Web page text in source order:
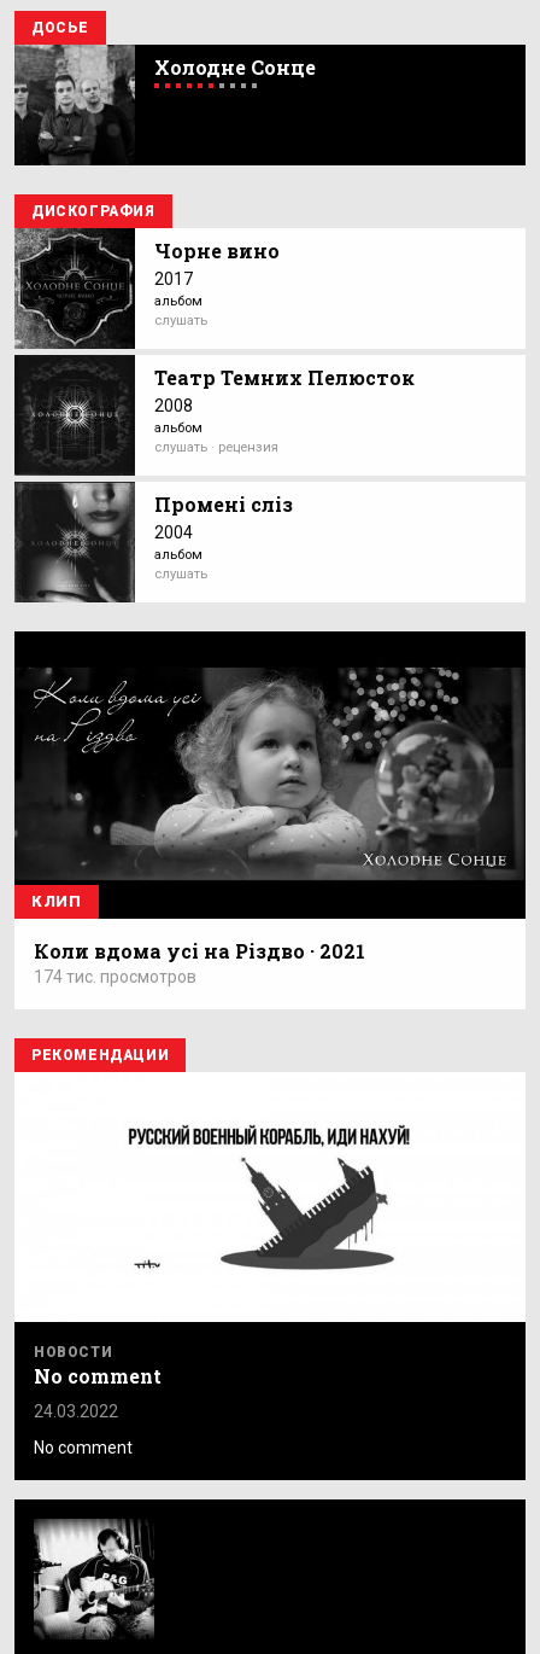
ДОСЬЕ
Холодне Сонце
ДИСКОГРАФИЯ
Чорне вино
2017
альбом
слушать
Театр Темних Пелюсток
2008
альбом
слушать · рецензия
Промені сліз
2004
альбом
слушать
КЛИП
Коли вдома усі на Різдво · 2021
174 тис. просмотров
РЕКОМЕНДАЦИИ
НОВОСТИ
No comment
24.03.2022
No comment